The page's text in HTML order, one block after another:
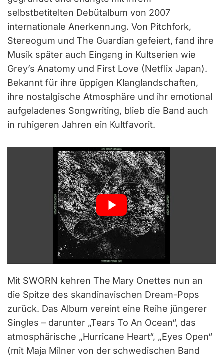
selbstbetitelten Debütalbum von 2007
internationale Anerkennung. Von Pitchfork,
Stereogum und The Guardian gefeiert, fand ihre
Musik später auch Eingang in Kultserien wie
Grey’s Anatomy und First Love (Netflix Japan).
Bekannt für ihre üppigen Klanglandschaften,
ihre nostalgische Atmosphäre und ihr emotional
aufgeladenes Songwriting, blieb die Band auch
in ruhigeren Jahren ein Kultfavorit.
Mit SWORN kehren The Mary Onettes nun an
die Spitze des skandinavischen Dream-Pops
zurück. Das Album vereint eine Reihe jüngerer
Singles – darunter „Tears To An Ocean“, das
atmosphärische „Hurricane Heart“, „Eyes Open“
(mit Maja Milner von der schwedischen Band